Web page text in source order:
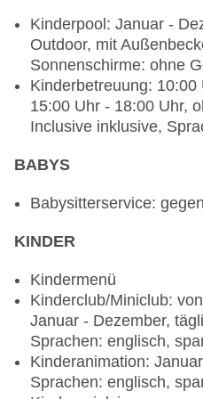
täglich 18:00 Uhr -
Kleidung erwünscht
Restaurant „EL
glutenfreie Gerichte,
vegetarische Gerichte,
& Reservierung nicht
Januar - Dezember,
und 18:00 Uhr - 23:00
Restaurant „ASIANA“:
vegetarische Gerichte,
Januar - Dezember,
angemessene Kleidung
Restaurant „RIVIERA
international, leichte
Gerichte, Buffet,
notwendig, ohne
Kinderpool: Januar -
Outdoor, mit
Sonnenschirme: ohne
Kinderbetreuung: 10:00
15:00 Uhr - 18:00 Uhr,
Inclusive inklusive,
BABYS
Babysitterservice:
KINDER
Kindermenü
Kinderclub/Miniclub:
Januar - Dezember,
Sprachen: englisch,
Kinderanimation:
Sprachen: englisch,